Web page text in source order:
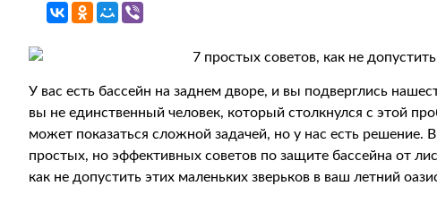
У вас есть бассейн на заднем дворе, и вы подверглись
вы не единственный человек, который столкнулся с этой
может показаться сложной задачей, но у нас есть решение.
простых, но эффективных советов по защите бассейна от
как не допустить этих маленьких зверьков в ваш летний